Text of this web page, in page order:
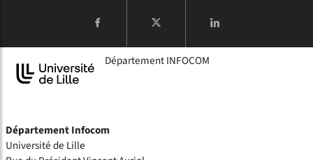
COMPTE
Département INFOCOM
Département Infocom
Université de Lille